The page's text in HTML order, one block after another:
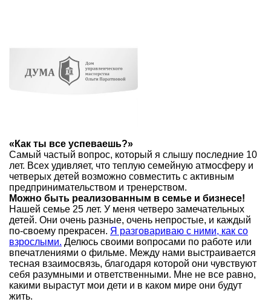
«Как ты все успеваешь?»
Самый частый вопрос, который я слышу последние 10
лет. Всех удивляет, что теплую семейную атмосферу и
четверых детей возможно совместить с активным
предпринимательством и тренерством.
Можно быть реализованным в семье и бизнесе!
Нашей семье 25 лет. У меня четверо замечательных
детей. Они очень разные, очень непростые, и каждый
по-своему прекрасен. Я разговариваю с ними, как со
взрослыми. Делюсь своими вопросами по работе или
впечатлениями о фильме. Между нами выстраивается
тесная взаимосвязь, благодаря которой они чувствуют
себя разумными и ответственными. Мне не все равно,
какими вырастут мои дети и в каком мире они будут
жить.